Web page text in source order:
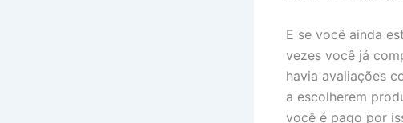
E se você ainda
vezes você já
havia avaliações
a escolherem
você é pago por